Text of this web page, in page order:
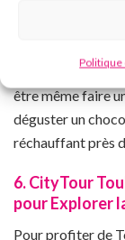
Politique
Même en hiver,
,
être même faire
déguster un
réchauffant près
6. CityTour
pour Explorer
Pour profiter de